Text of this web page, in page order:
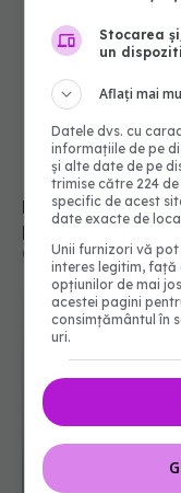
De ce copiii care
protejați de
02 sep 2025, 09:54
Stocarea
un
Aflați mai
Datele dvs. cu
informațiile de pe
și alte date de pe
trimise către 224
specific de acest
date exacte de
Unii furnizori vă
interes legitim,
opțiunilor de mai
acestei pagini
consimțământul în
uri.